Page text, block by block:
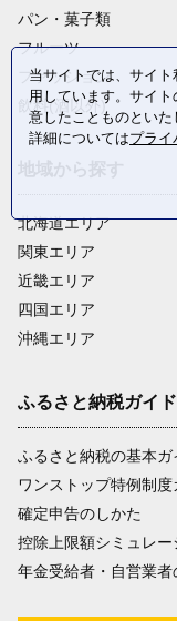
パン・菓子類
フルーツ
ファッション
飲料(酒以外)
北海道エリア
関東エリア
近畿エリア
四国エリア
沖縄エリア
ふるさと納税ガイド
ふるさと納税の基本ガ
ワンストップ特例制度
確定申告のしかた
控除上限額シミュレー
年金受給者・自営業者
当サイトでは、サイ
用しています。サイ
意したことものといた
詳細についてはプライ